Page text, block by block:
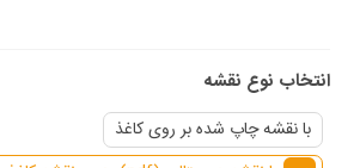
انتخاب نوع نقشه
با نقشه چاپ شده بر روی کاغذ